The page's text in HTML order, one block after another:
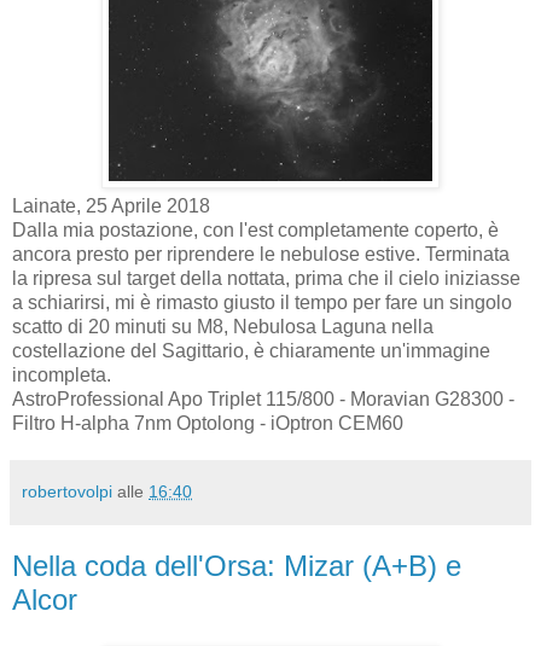
Lainate, 25 Aprile 2018
Dalla mia postazione, con l'est completamente coperto, è
ancora presto per riprendere le nebulose estive. Terminata
la ripresa sul target della nottata, prima che il cielo iniziasse
a schiarirsi, mi è rimasto giusto il tempo per fare un singolo
scatto di 20 minuti su M8, Nebulosa Laguna nella
costellazione del Sagittario, è chiaramente un'immagine
incompleta.
AstroProfessional Apo Triplet 115/800 - Moravian G28300 -
Filtro H-alpha 7nm Optolong - iOptron CEM60
robertovolpi alle 16:40
Nella coda dell'Orsa: Mizar (A+B) e
Alcor